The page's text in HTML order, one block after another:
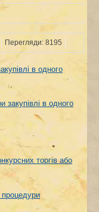
Перегляди: 8195
в одного
в одного
торгів або